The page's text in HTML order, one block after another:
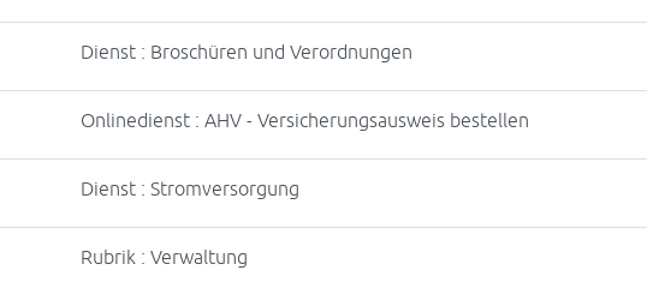
Dienst : Broschüren und Verordnungen
Onlinedienst : AHV - Versicherungsausweis bestellen
Dienst : Stromversorgung
Rubrik : Verwaltung